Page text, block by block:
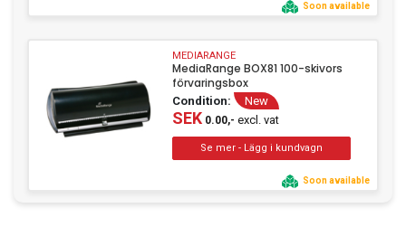
Soon available
MEDIARANGE
MediaRange BOX81 100-skivors
förvaringsbox
Condition: New
SEK0.00,- excl. vat
Soon available